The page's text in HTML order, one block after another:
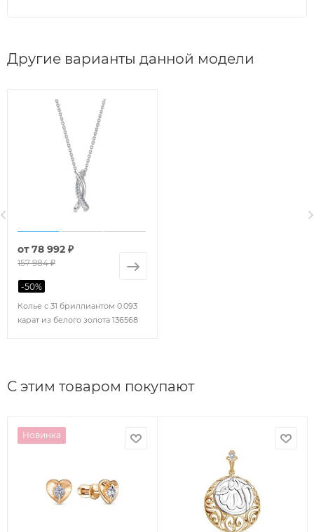
Другие варианты данной модели
Колье с 31 бриллиантом 0.093
карат из белого золота 136568
от78 992 ₽
157 984 ₽
-50%
С этим товаром покупают
Новинка